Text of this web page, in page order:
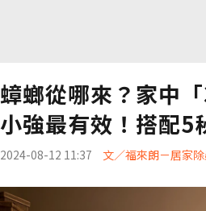
蟑螂從哪來？家中
小強最有效！搭配5
2024-08-12 11:37 文／福來朗－居家